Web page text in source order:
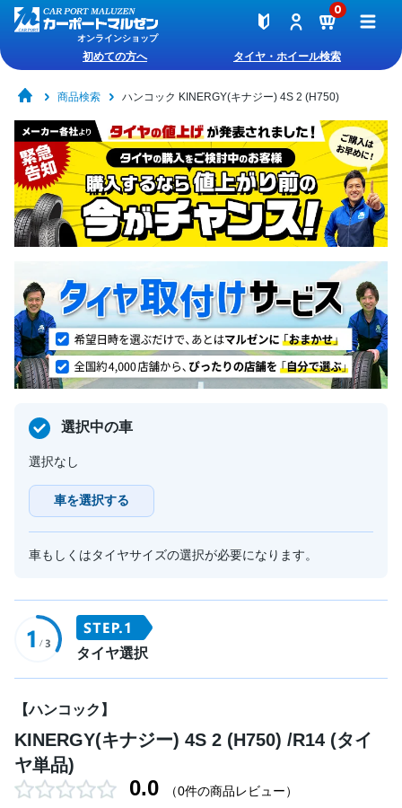
オンラインショップ
0
初めての方へ タイヤ・ホイール検索
商品検索 ハンコック KINERGY(キナジー) 4S 2 (H750)
選択中の車
選択なし
車を選択する
車もしくはタイヤサイズの選択が必要になります。
タイヤ選択
【ハンコック】
KINERGY(キナジー) 4S 2 (H750) /R14 (タイ
ヤ単品)
0.0 （0件の商品レビュー）